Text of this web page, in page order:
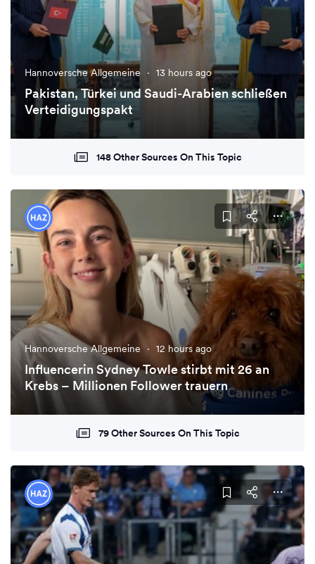
Hannoversche Allgemeine · 13 hours ago
Pakistan, Türkei und Saudi-Arabien schließen
Verteidigungspakt
148 Other Sources On This Topic
Hannoversche Allgemeine · 12 hours ago
Influencerin Sydney Towle stirbt mit 26 an
Krebs – Millionen Follower trauern
79 Other Sources On This Topic